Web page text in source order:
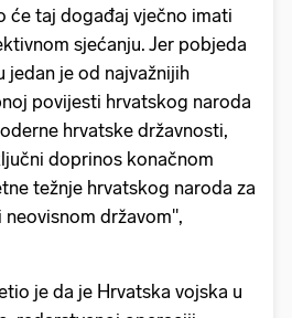
će taj događaj vječno imati
sjećanju. Jer pobjeda
jedan je od najvažnijih
povijesti hrvatskog naroda
hrvatske državnosti,
doprinos konačnom
težnje hrvatskog naroda za
državom",
je da je Hrvatska vojska u